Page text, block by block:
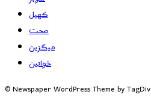
کھیل
صحت
میگزین
خواتین
© Newspaper WordPress Theme by TagDiv